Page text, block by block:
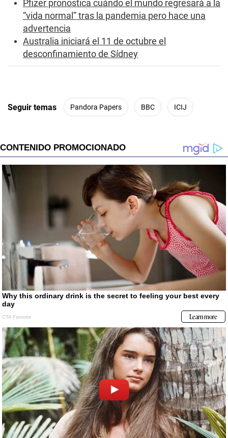
Pfizer pronostica cuándo el mundo regresará a la
“vida normal” tras la pandemia pero hace una
advertencia
Australia iniciará el 11 de octubre el
desconfinamiento de Sídney
Seguir temas Pandora Papers BBC ICIJ